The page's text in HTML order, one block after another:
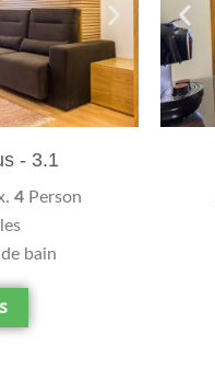
- 3.1
4 Person
bain